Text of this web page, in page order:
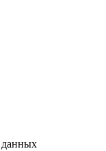
данных